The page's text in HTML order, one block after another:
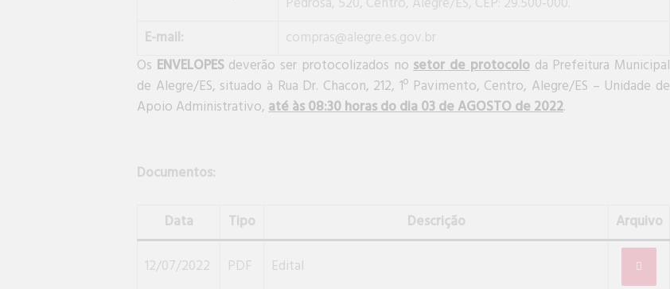
E-mail:
compras@alegre.es.gov.br
Os ENVELOPESdeverão ser protocolizados nosetor de protocoloda Prefeitura Municipal
de Alegre/ES, situado à Rua Dr. Chacon, 212, 1º Pavimento, Centro, Alegre/ES – Unidade de
Apoio Administrativo,até às 08:30 horas do dia 03 de AGOSTO de 2022.
Documentos:
Data Tipo Descrição Arquivo
12/07/2022 PDF Edital